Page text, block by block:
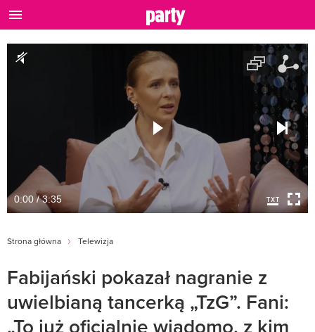
0:00 / 3:35
Strona główna Telewizja
Fabijański pokazał nagranie z
uwielbianą tancerką „TzG”. Fani:
„To już oficjalnie wiadomo, z kim